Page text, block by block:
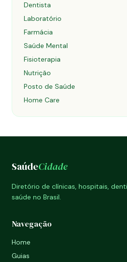
Dentista
Laboratório
Farmácia
Saúde Mental
Fisioterapia
Nutrição
Posto de Saúde
Home Care
SaúdeCidade
Diretório de clínicas, hospitais,
saúde no Brasil.
Navegação
Home
Guias